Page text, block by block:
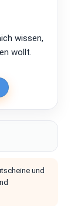
wissen,
wollt.
und